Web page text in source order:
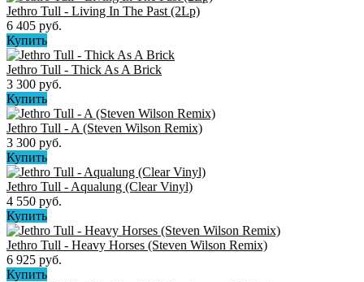
Jethro Tull - Living In The Past (2Lp)
6 405 руб.
Купить
Jethro Tull - Thick As A Brick
3 300 руб.
Купить
Jethro Tull - A (Steven Wilson Remix)
3 300 руб.
Купить
Jethro Tull - Aqualung (Clear Vinyl)
4 550 руб.
Купить
Jethro Tull - Heavy Horses (Steven Wilson Remix)
6 925 руб.
Купить